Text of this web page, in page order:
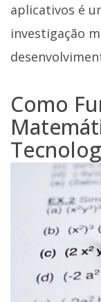
aplicativos é
investigação
Como